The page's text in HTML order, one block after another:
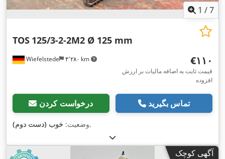
1 /7
Wiefelstede ۴٬۲۸۰ km
TOS 125/3-2-2M2 Ø 125 mm
‎€۱۱۰
قیمت ثابت به اضافه مالیات بر ارزش
افزوده
درخواست کردن تماس بگیرید
وضعیت: خوب (دست دوم) ,
آگهی کوچک